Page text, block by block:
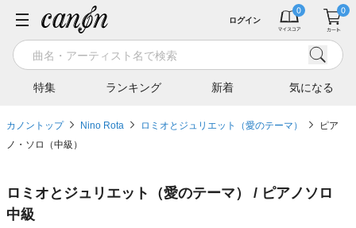
特集 ランキング 新着 気になる
ログイン
カノントップ Nino Rota ロミオとジュリエット（愛のテーマ）
ピア
ノ・ソロ（中級）
ロミオとジュリエット（愛のテーマ） / ピアノソロ
中級